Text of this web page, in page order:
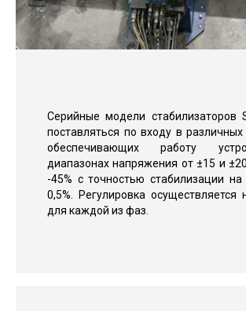
Серийные модели стабилизаторов
поставляться по входу в различных
обеспечивающих работу
диапазонах напряжения от ±15 и
-45% с точностью стабилизации
0,5%. Регулировка осуществляется
для каждой из фаз.